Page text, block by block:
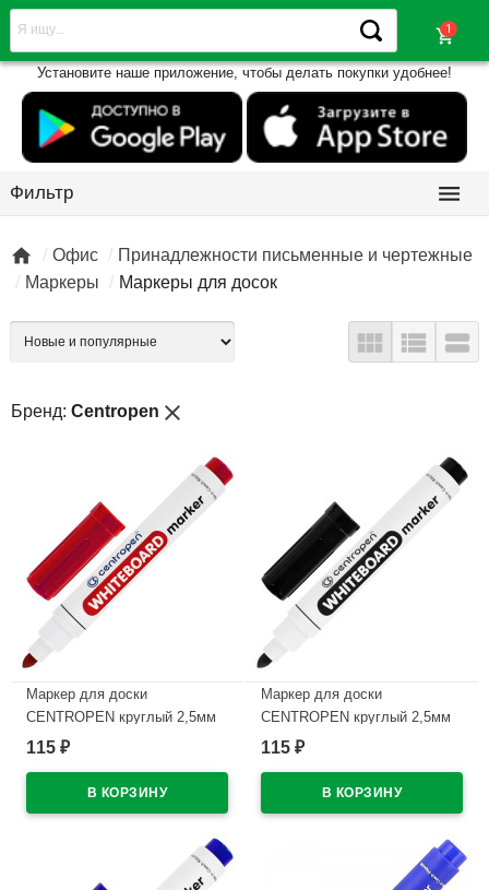
shopping_cart
Установите наше приложение, чтобы делать покупки удобнее!
Фильтр 
 Офис
Принадлежности письменные и чертежные
Маркеры
Маркеры для досок
  
Бренд: Centropen close
Маркер для доски
CENTROPEN круглый 2,5мм
красный арт.8559/1К
115 ₽
Маркер для доски
CENTROPEN круглый 2,5мм
черный арт.8559/1Ч
115 ₽